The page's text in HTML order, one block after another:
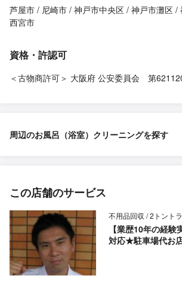
芦屋市
尼崎市 神戸市中央区 神戸市灘区
西宮市
資格・許認可
＜古物商許可＞ 大阪府 公安委員会 第
周辺のお風呂（浴室）クリーニングを探す
この店舗のサービス
不用品回収 / 2トント
【業歴10年の経
対応★駐車場代お